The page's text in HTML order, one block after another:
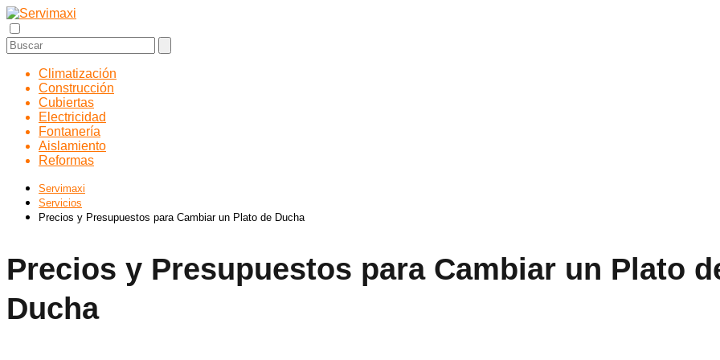
Climatización
Construcción
Cubiertas
Electricidad
Fontanería
Aislamiento
Reformas
Servimaxi
Servicios
Precios y Presupuestos para Cambiar un Plato de Ducha
Precios y Presupuestos para Cambiar un Plato
Ducha